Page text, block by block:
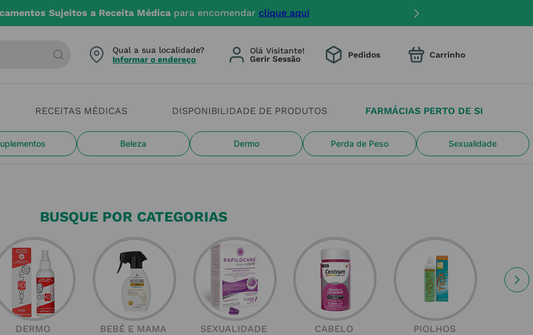
Sujeitos a Receita Médica para encomendar clique aqui
RECEITAS MÉDICAS DISPONIBILIDADE DE PRODUTOS FARMÁCIAS PERTO DE SI
Beleza Dermo Perda de Peso Sexualidade
Qual a sua localidade?
Informar o endereço
Olá Visitante! Pedidos
BUSQUE POR CATEGORIAS
DERMO BEBÉ E MAMA SEXUALIDADE CABELO PIOLHOS